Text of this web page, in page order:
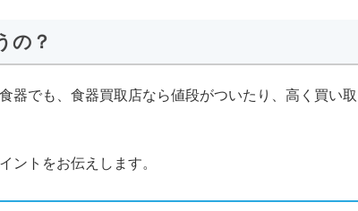
の？
器でも、食器買取店なら値段がついたり、高く買い
ントをお伝えします。